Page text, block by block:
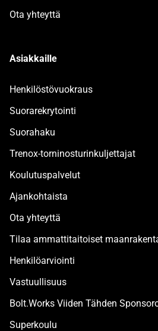
Ota yhteyttä
Asiakkaille
Henkilöstövuokraus
Suorarekrytointi
Suorahaku
Trenox-torninosturinkuljettajat
Koulutuspalvelut
Ajankohtaista
Ota yhteyttä
Tilaa ammattitaitoiset
Henkilöarviointi
Vastuullisuus
Bolt.Works Viiden Tähden
Superkoulu